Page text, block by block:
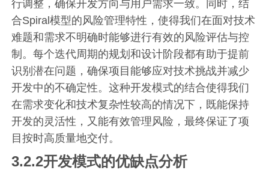
行调整，确保开发方向与用户需求一致。同时，结
合Spiral模型的风险管理特性，使得我们在面对技术
难题和需求不明确时能够进行有效的风险评估与控
制。每个迭代周期的规划和设计阶段都有助于提前
识别潜在问题，确保项目能够应对技术挑战并减少
开发中的不确定性。这种开发模式的结合使得我们
在需求变化和技术复杂性较高的情况下，既能保持
开发的灵活性，又能有效管理风险，最终保证了项
目按时高质量地交付。
3.2.2开发模式的优缺点分析